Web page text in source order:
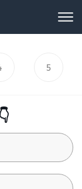
5